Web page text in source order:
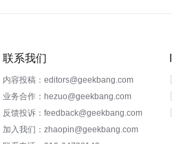
联系我们
内容投稿：editors@geekbang.com
业务合作：hezuo@geekbang.com
反馈投诉：feedback@geekbang.com
加入我们：zhaopin@geekbang.com